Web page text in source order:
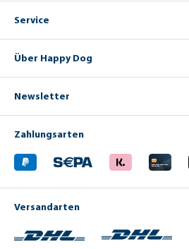
Service
Über Happy Dog
Newsletter
Zahlungsarten
Versandarten